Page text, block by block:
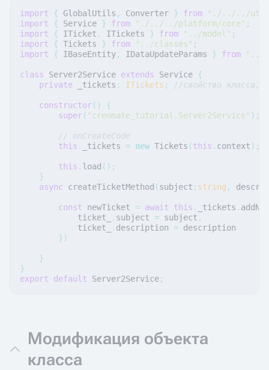
import { GlobalUtils , Converter } from
"./../../
import
{ Service } from "./../../platform/core" ;
import
{ ITicket , ITickets } from "../model" ;
import
{ Tickets } from "../classes" ;
import
{ IBaseEntity, IDataUpdateParams } from "../
class Server2Service extends Service {
private
_tickets : ITickets ; //свойство класса,
constructor()
{
super( "creomate_tutorial.Server2Service" );
// onCreateCode
this . _tickets = new Tickets (this . context );
this . load ();
}
async
createTicketMethod (subject : string ,
const newTicket = await this . _tickets . addNew
ticket_
. subject = subject ,
ticket_
. description = description
})
}
}
export
default Server2Service;
Модификация объекта
класса